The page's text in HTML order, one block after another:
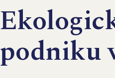
podniku